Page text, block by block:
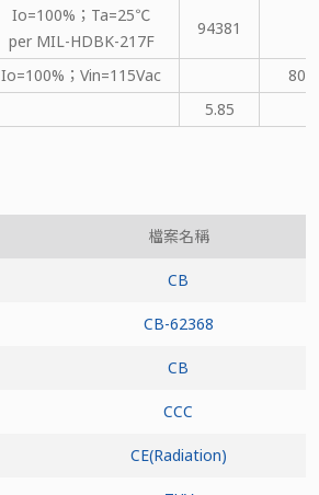
Io=100%；Ta=25℃
per MIL-HDBK-217F
94381
Io=100%；Vin=115Vac
80
5.85
檔案名稱
CB
CB-62368
CB
CCC
CE(Radiation)